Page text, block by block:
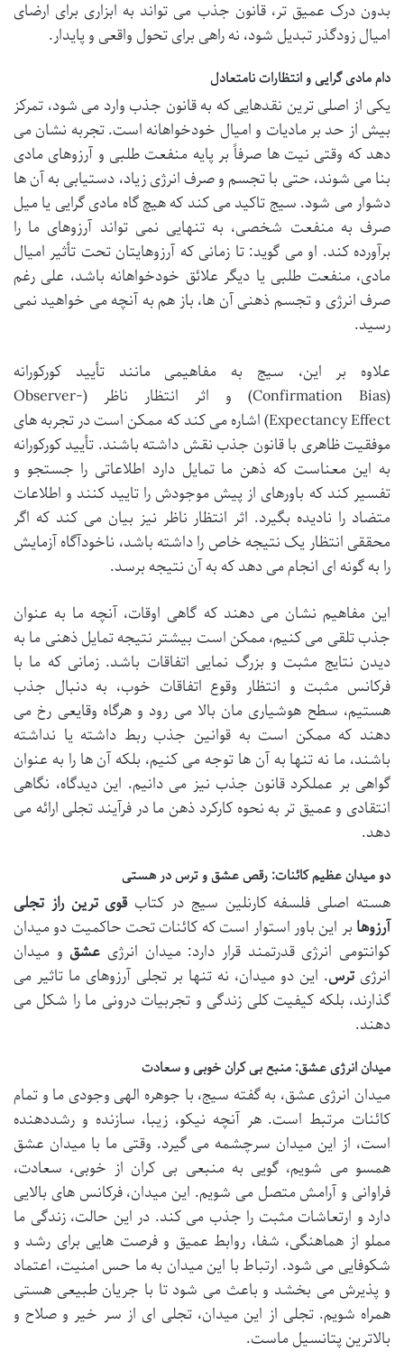
بدون درک عمیق تر، قانون جذب می تواند به ابزاری برای ارضای
امیال زودگذر تبدیل شود، نه راهی برای تحول واقعی و پایدار.
دام مادی گرایی و انتظارات نامتعادل
یکی از اصلی ترین نقدهایی که به قانون جذب وارد می شود، تمرکز
بیش از حد بر مادیات و امیال خودخواهانه است. تجربه نشان می
دهد که وقتی نیت ها صرفاً بر پایه منفعت طلبی و آرزوهای مادی
بنا می شوند، حتی با تجسم و صرف انرژی زیاد، دستیابی به آن ها
دشوار می شود. سیج تاکید می کند که هیچ گاه مادی گرایی یا میل
صرف به منفعت شخصی، به تنهایی نمی تواند آرزوهای ما را
برآورده کند. او می گوید: تا زمانی که آرزوهایتان تحت تأثیر امیال
مادی، منفعت طلبی یا دیگر علائق خودخواهانه باشد، علی رغم
صرف انرژی و تجسم ذهنی آن ها، باز هم به آنچه می خواهید نمی
رسید.
علاوه بر این، سیج به مفاهیمی مانند تأیید کورکورانه
(Confirmation Bias) و اثر انتظار ناظر (Observer-
Expectancy Effect) اشاره می کند که ممکن است در تجربه های
موفقیت ظاهری با قانون جذب نقش داشته باشند. تأیید کورکورانه
به این معناست که ذهن ما تمایل دارد اطلاعاتی را جستجو و
تفسیر کند که باورهای از پیش موجودش را تایید کنند و اطلاعات
متضاد را نادیده بگیرد. اثر انتظار ناظر نیز بیان می کند که اگر
محققی انتظار یک نتیجه خاص را داشته باشد، ناخودآگاه آزمایش
را به گونه ای انجام می دهد که به آن نتیجه برسد.
این مفاهیم نشان می دهند که گاهی اوقات، آنچه ما به عنوان
جذب تلقی می کنیم، ممکن است بیشتر نتیجه تمایل ذهنی ما به
دیدن نتایج مثبت و بزرگ نمایی اتفاقات باشد. زمانی که ما با
فرکانس مثبت و انتظار وقوع اتفاقات خوب، به دنبال جذب
هستیم، سطح هوشیاری مان بالا می رود و هرگاه وقایعی رخ می
دهند که ممکن است به قوانین جذب ربط داشته یا نداشته
باشند، ما نه تنها به آن ها توجه می کنیم، بلکه آن ها را به عنوان
گواهی بر عملکرد قانون جذب نیز می دانیم. این دیدگاه، نگاهی
انتقادی و عمیق تر به نحوه کارکرد ذهن ما در فرآیند تجلی ارائه می
دهد.
دو میدان عظیم کائنات: رقص عشق و ترس در هستی
هسته اصلی فلسفه کارنلین سیج در کتاب قوی ترین راز تجلی
آرزوها بر این باور استوار است که کائنات تحت حاکمیت دو میدان
کوانتومی انرژی قدرتمند قرار دارد: میدان انرژی عشق و میدان
انرژیترس. این دو میدان، نه تنها بر تجلی آرزوهای ما تاثیر می
گذارند، بلکه کیفیت کلی زندگی و تجربیات درونی ما را شکل می
دهند.
میدان انرژی عشق: منبع بی کران خوبی و سعادت
میدان انرژی عشق، به گفته سیج، با جوهره الهی وجودی ما و تمام
کائنات مرتبط است. هر آنچه نیکو، زیبا، سازنده و رشددهنده
است، از این میدان سرچشمه می گیرد. وقتی ما با میدان عشق
همسو می شویم، گویی به منبعی بی کران از خوبی، سعادت،
فراوانی و آرامش متصل می شویم. این میدان، فرکانس های بالایی
دارد و ارتعاشات مثبت را جذب می کند. در این حالت، زندگی ما
مملو از هماهنگی، شفا، روابط عمیق و فرصت هایی برای رشد و
شکوفایی می شود. ارتباط با این میدان به ما حس امنیت، اعتماد
و پذیرش می بخشد و باعث می شود تا با جریان طبیعی هستی
همراه شویم. تجلی از این میدان، تجلی ای از سر خیر و صلاح و
بالاترین پتانسیل ماست.